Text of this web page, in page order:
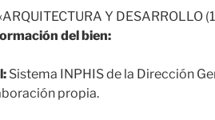
Y DESARROLLO
del bien:
Sistema INPHIS de la Dirección
propia.